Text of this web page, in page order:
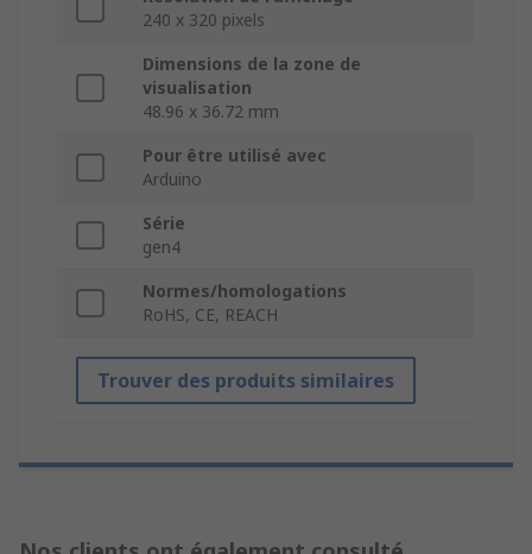
240 x 320 pixels
Dimensions de la zone de
visualisation
48.96 x 36.72 mm
Pour être utilisé avec
Arduino
Série
gen4
Normes/homologations
RoHS, CE, REACH
Trouver des produits similaires